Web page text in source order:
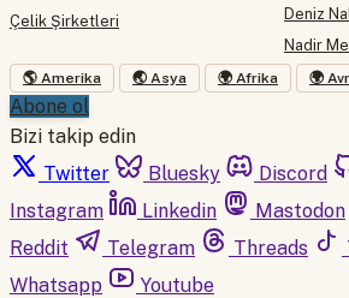
Çelik Şirketleri
Deniz
Nadir
🌎 Amerika 🌏 Asya 🌍 Afrika 🌍
Abone ol
Bizi takip edin
Twitter
Bluesky Discord
Instagram
Linkedin Mastodon
Reddit
Telegram Threads
Whatsapp
Youtube